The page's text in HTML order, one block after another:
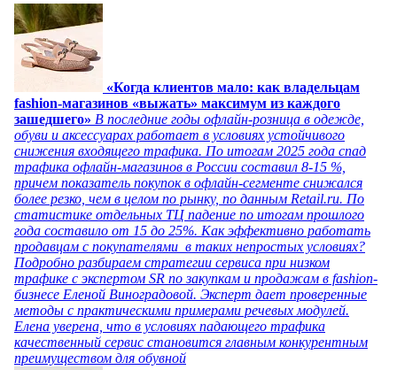
«Когда клиентов мало: как владельцам
fashion-магазинов «выжать» максимум из каждого
зашедшего» В последние годы офлайн-розница в одежде,
обуви и аксессуарах работает в условиях устойчивого
снижения входящего трафика. По итогам 2025 года спад
трафика офлайн-магазинов в России составил 8-15 %,
причем показатель покупок в офлайн-сегменте снижался
более резко, чем в целом по рынку, по данным Retail.ru. По
статистике отдельных ТЦ падение по итогам прошлого
года составило от 15 до 25%. Как эффективно работать
продавцам с покупателями в таких непростых условиях?
Подробно разбираем стратегии сервиса при низком
трафике с экспертом SR по закупкам и продажам в fashion-
бизнесе Еленой Виноградовой. Эксперт дает проверенные
методы с практическими примерами речевых модулей.
Елена уверена, что в условиях падающего трафика
качественный сервис становится главным конкурентным
преимуществом для обувной